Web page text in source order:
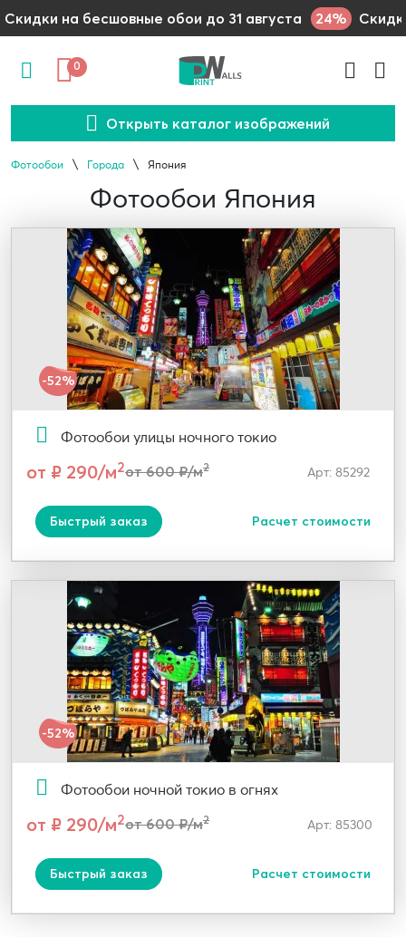
Скидки на бесшовные обои до 31 августа 24%
0
Открыть каталог изображений
Фотообои Города Япония
Фотообои Япония
-52%
Фотообои улицы ночного токио
от ₽ 290/м2от 600 ₽/м2 Арт: 85292
Быстрый заказ Расчет стоимости
-52%
Фотообои ночной токио в огнях
от ₽ 290/м2от 600 ₽/м2 Арт: 85300
Быстрый заказ Расчет стоимости